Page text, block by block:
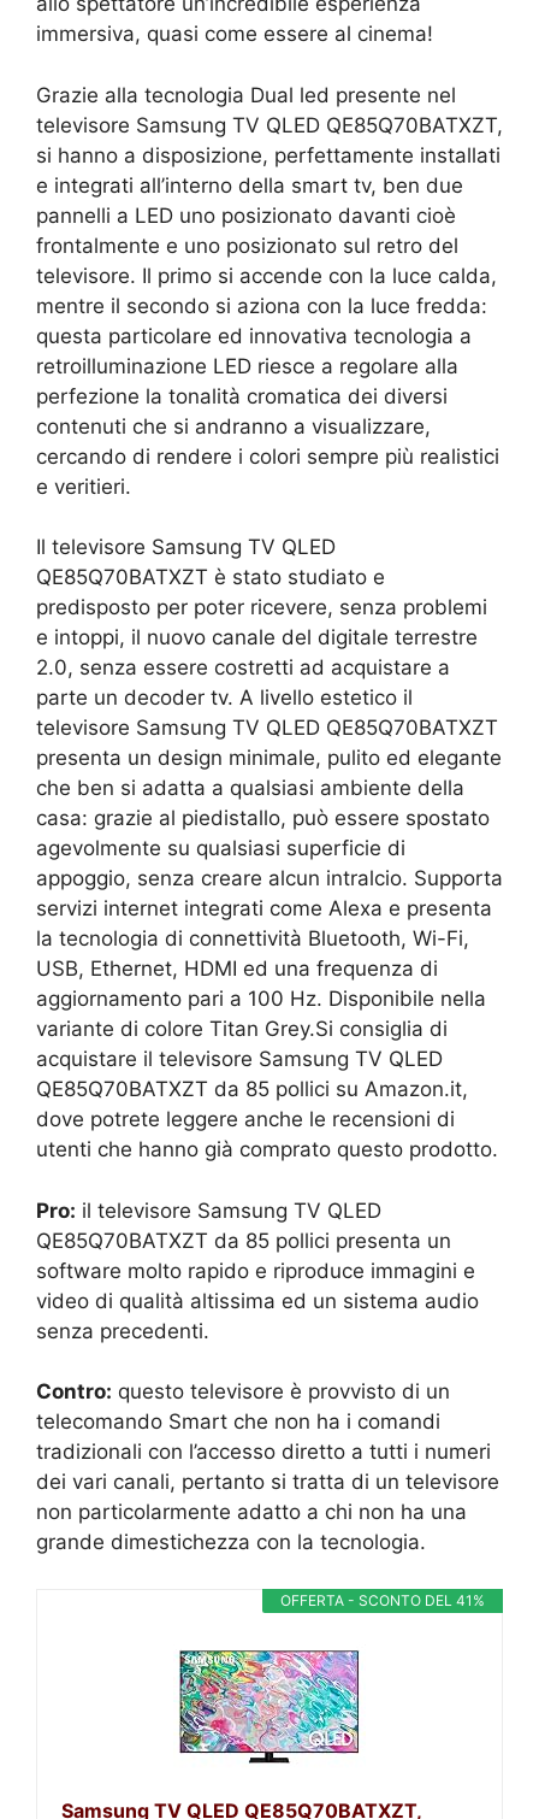
immersiva, quasi come essere al cinema!
Grazie alla tecnologia Dual led presente nel
televisore Samsung TV QLED QE85Q70BATXZT,
si hanno a disposizione, perfettamente installati
e integrati all’interno della smart tv, ben due
pannelli a LED uno posizionato davanti cioè
frontalmente e uno posizionato sul retro del
televisore. Il primo si accende con la luce calda,
mentre il secondo si aziona con la luce fredda:
questa particolare ed innovativa tecnologia a
retroilluminazione LED riesce a regolare alla
perfezione la tonalità cromatica dei diversi
contenuti che si andranno a visualizzare,
cercando di rendere i colori sempre più realistici
e veritieri.
Il televisore Samsung TV QLED
QE85Q70BATXZT è stato studiato e
predisposto per poter ricevere, senza problemi
e intoppi, il nuovo canale del digitale terrestre
2.0, senza essere costretti ad acquistare a
parte un decoder tv. A livello estetico il
televisore Samsung TV QLED QE85Q70BATXZT
presenta un design minimale, pulito ed elegante
che ben si adatta a qualsiasi ambiente della
casa: grazie al piedistallo, può essere spostato
agevolmente su qualsiasi superficie di
appoggio, senza creare alcun intralcio. Supporta
servizi internet integrati come Alexa e presenta
la tecnologia di connettività Bluetooth, Wi-Fi,
USB, Ethernet, HDMI ed una frequenza di
aggiornamento pari a 100 Hz. Disponibile nella
variante di colore Titan Grey.Si consiglia di
acquistare il televisore Samsung TV QLED
QE85Q70BATXZT da 85 pollici su Amazon.it,
dove potrete leggere anche le recensioni di
utenti che hanno già comprato questo prodotto.
Pro: il televisore Samsung TV QLED
QE85Q70BATXZT da 85 pollici presenta un
software molto rapido e riproduce immagini e
video di qualità altissima ed un sistema audio
senza precedenti.
Contro: questo televisore è provvisto di un
telecomando Smart che non ha i comandi
tradizionali con l’accesso diretto a tutti i numeri
dei vari canali, pertanto si tratta di un televisore
non particolarmente adatto a chi non ha una
grande dimestichezza con la tecnologia.
OFFERTA - SCONTO DEL 41%
Samsung TV QLED QE85Q70BATXZT,